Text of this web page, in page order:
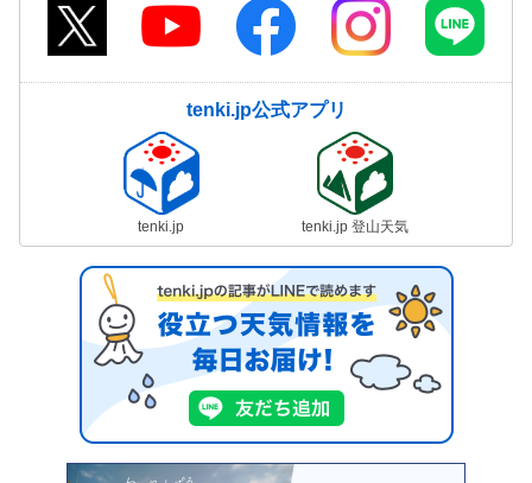
tenki.jp公式アプリ
tenki.jp tenki.jp 登山天気